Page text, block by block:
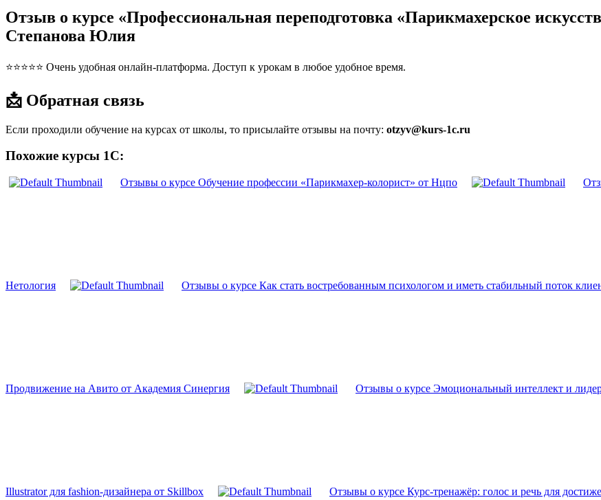
Отзыв о курсе «Профессиональная переподготовка «Парикмахерское
Степанова Юлия
⭐⭐⭐⭐⭐ Очень удобная онлайн-платформа. Доступ к урокам в любое удобное время.
📩 Обратная связь
Если проходили обучение на курсах от школы, то присылайте отзывы на почту: otzyv@kurs-1c.ru
Похожие курсы 1С:
Отзывы о курсе Обучение профессии «Парикмахер-колорист» от Нцпо
Нетология Отзывы о курсе Как стать востребованным психологом и иметь стабильный поток
Продвижение на Авито от Академия Синергия Отзывы о курсе Эмоциональный интеллект и
Illustrator для fashion-дизайнера от Skillbox Отзывы о курсе Курс-тренажёр: голос и речь для